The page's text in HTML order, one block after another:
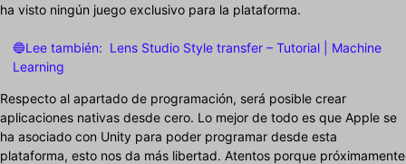
ha visto ningún juego exclusivo para la plataforma.
🔵Lee también: Lens Studio Style transfer – Tutorial | Machine
Learning
Respecto al apartado de programación, será posible crear
aplicaciones nativas desde cero. Lo mejor de todo es que Apple se
ha asociado con Unity para poder programar desde esta
plataforma, esto nos da más libertad. Atentos porque próximamente